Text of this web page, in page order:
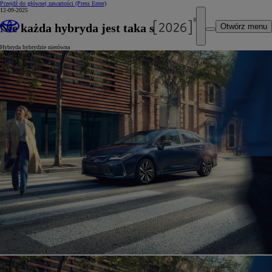
Przejdź do głównej zawartości (Press Enter)
Otwórz menu
12-09-2025
Nie każda hybryda jest taka sama
Hybryda hybrydzie nierówna